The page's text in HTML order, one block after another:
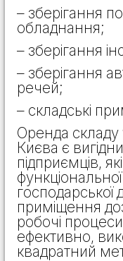
– зберігання
обладнання;
– зберігання
– зберігання
речей;
– складські
Оренда складу
Києва є
підприємців,
господарської
приміщення
робочі
ефективно,
квадратний